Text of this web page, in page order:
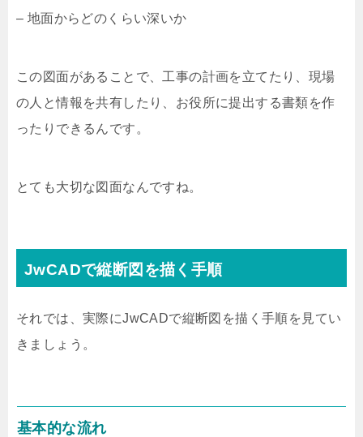
– 地面からどのくらい深いか
この図面があることで、工事の計画を立てたり、現場
の人と情報を共有したり、お役所に提出する書類を作
ったりできるんです。
とても大切な図面なんですね。
JwCADで縦断図を描く手順
それでは、実際にJwCADで縦断図を描く手順を見てい
きましょう。
基本的な流れ